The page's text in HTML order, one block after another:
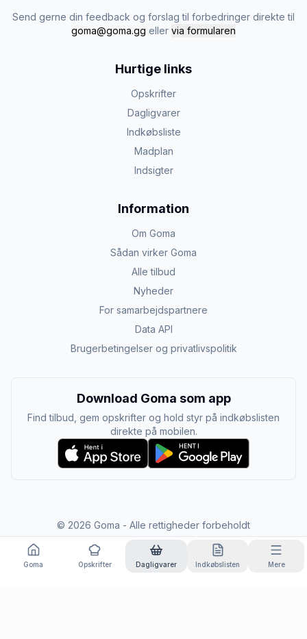
Send gerne din feedback og forslag til forbedringer direkte til
goma@goma.gg eller via formularen
Hurtige links
Opskrifter
Dagligvarer
Indkøbsliste
Madplan
Indsigter
Information
Om Goma
Sådan virker Goma
Alle tilbud
Nyheder
For samarbejdspartnere
Data API
Brugerbetingelser og privatlivspolitik
Download Goma som app
Find tilbud, gem opskrifter og hold styr på indkøbslisten
direkte på mobilen.
© 2026 Goma - Alle rettigheder forbeholdt
Goma Opskrifter Dagligvarer Indkøbslisten Mere